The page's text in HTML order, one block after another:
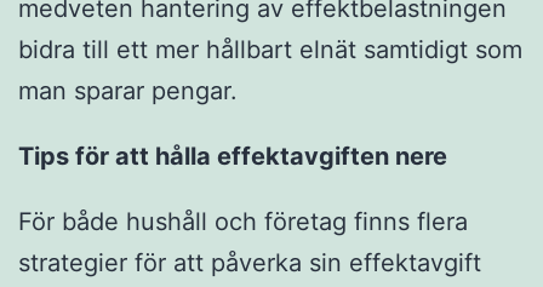
medveten hantering av effektbelastningen
bidra till ett mer hållbart elnät samtidigt som
man sparar pengar.
Tips för att hålla effektavgiften nere
För både hushåll och företag finns flera
strategier för att påverka sin effektavgift